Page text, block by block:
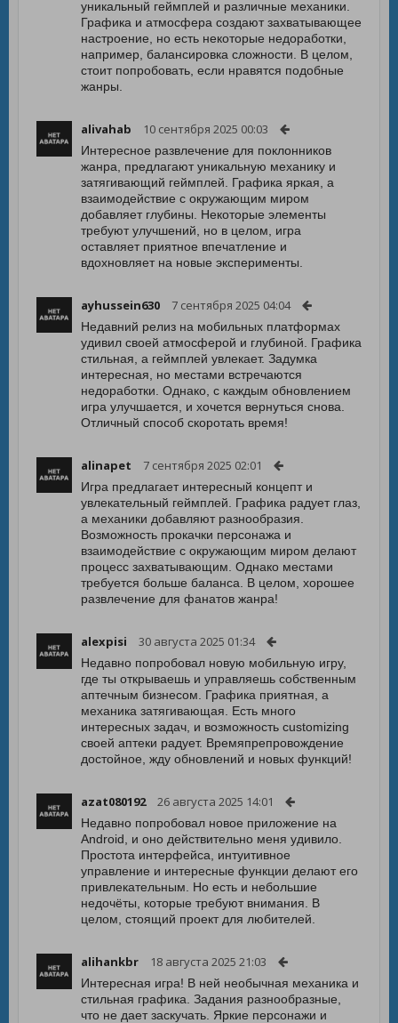
уникальный геймплей и различные механики.
Графика и атмосфера создают захватывающее
настроение, но есть некоторые недоработки,
например, балансировка сложности. В целом,
стоит попробовать, если нравятся подобные
жанры.
alivahab 10 сентября 2025 00:03
Интересное развлечение для поклонников
жанра, предлагают уникальную механику и
затягивающий геймплей. Графика яркая, а
взаимодействие с окружающим миром
добавляет глубины. Некоторые элементы
требуют улучшений, но в целом, игра
оставляет приятное впечатление и
вдохновляет на новые эксперименты.
ayhussein630 7 сентября 2025 04:04
Недавний релиз на мобильных платформах
удивил своей атмосферой и глубиной. Графика
стильная, а геймплей увлекает. Задумка
интересная, но местами встречаются
недоработки. Однако, с каждым обновлением
игра улучшается, и хочется вернуться снова.
Отличный способ скоротать время!
alinapet 7 сентября 2025 02:01
Игра предлагает интересный концепт и
увлекательный геймплей. Графика радует глаз,
а механики добавляют разнообразия.
Возможность прокачки персонажа и
взаимодействие с окружающим миром делают
процесс захватывающим. Однако местами
требуется больше баланса. В целом, хорошее
развлечение для фанатов жанра!
alexpisi 30 августа 2025 01:34
Недавно попробовал новую мобильную игру,
где ты открываешь и управляешь собственным
аптечным бизнесом. Графика приятная, а
механика затягивающая. Есть много
интересных задач, и возможность customizing
своей аптеки радует. Времяпрепровождение
достойное, жду обновлений и новых функций!
azat080192 26 августа 2025 14:01
Недавно попробовал новое приложение на
Android, и оно действительно меня удивило.
Простота интерфейса, интуитивное
управление и интересные функции делают его
привлекательным. Но есть и небольшие
недочёты, которые требуют внимания. В
целом, стоящий проект для любителей.
alihankbr 18 августа 2025 21:03
Интересная игра! В ней необычная механика и
стильная графика. Задания разнообразные,
что не дает заскучать. Яркие персонажи и